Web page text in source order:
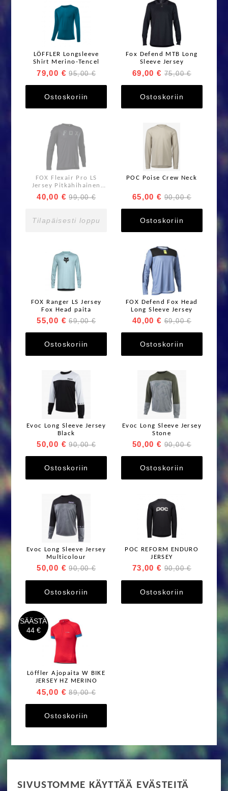
SIVUSTOMME KÄYTTÄÄ EVÄSTEITÄ
LÖFFLER Longsleeve
Shirt Merino-Tencel
79,00 € 95,00 €
Ostoskoriin
Fox Defend MTB Long
Sleeve Jersey
69,00 € 75,00 €
Ostoskoriin
FOX Flexair Pro LS
Jersey Pitkähihainen
ajopaita
40,00 € 99,00 €
Tilapäisesti loppu
POC Poise Crew Neck
65,00 € 90,00 €
Ostoskoriin
FOX Ranger LS Jersey
Fox Head paita
55,00 € 69,00 €
Ostoskoriin
FOX Defend Fox Head
Long Sleeve Jersey
40,00 € 69,00 €
Ostoskoriin
Evoc Long Sleeve Jersey
Black
50,00 € 90,00 €
Ostoskoriin
Evoc Long Sleeve Jersey
Stone
50,00 € 90,00 €
Ostoskoriin
Evoc Long Sleeve Jersey
Multicolour
50,00 € 90,00 €
Ostoskoriin
POC REFORM ENDURO
JERSEY
73,00 € 90,00 €
Ostoskoriin
SÄÄSTÄ
44 €
Löffler Ajopaita W BIKE
JERSEY HZ MERINO
45,00 € 89,00 €
Ostoskoriin